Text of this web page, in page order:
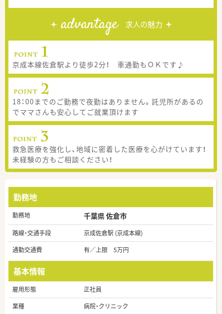
advantage 求人の魅力
京成本線佐倉駅より徒歩2分！ 車通勤もＯＫです♪
18：00までのご勤務で夜勤はありません。託児所があるの
でママさんも安心してご就業頂けます
救急医療を強化し、地域に密着した医療を心がけています！
未経験の方もご相談ください！
勤務地
勤務地 千葉県 佐倉市
路線・交通手段
京成佐倉駅 (京成本線)
通勤交通費
有／上限 5万円
基本情報
雇用形態
正社員
業種
病院・クリニック